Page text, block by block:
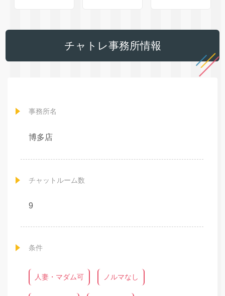
チャトレ事務所情報
事務所名
博多店
チャットルーム数
9
条件
人妻・マダム可 ノルマなし